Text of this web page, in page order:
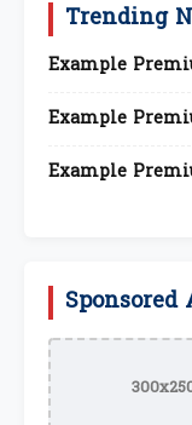
Trending
Example
Example
Example
Sponsored